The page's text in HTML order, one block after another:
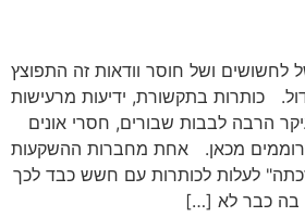
ושל חוסר וודאות זה התפוצץ
כותרות בתקשורת, ידיעות מרעישות
הרבה לבבות שבורים, חסרי אונים
מכאן. אחת מחברות ההשקעות
לעלות לכותרות עם חשש כבד לכך
בה כבר לא […]